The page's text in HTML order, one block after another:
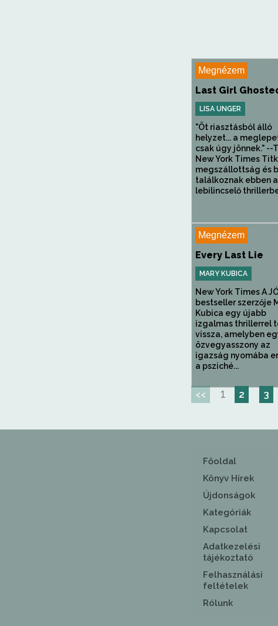
Megnézem
Last Girl
LISA UNGER
"Öt riasztásból álló
helyzet... a
csak úgy jönnek." --
New York Times
megszállottság és
találkoznak ebben a
lebilincselő
Megnézem
Every Last Lie
MARY KUBICA
New York Times A
bestseller szerzője
Kubica egy újabb
izgalmas thrillerrel
vissza, amelyben
özvegyasszony az
igazság nyomába
a psziché...
<< 1 2 3
Főoldal
Könyv Hírek
Újdonságok
Kategóriák
Kapcsolat
Adatkezelési
tájékoztató
Felhasználási
feltételek
Rólunk